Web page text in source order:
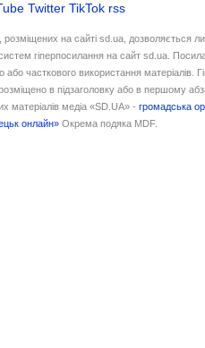
Twitter TikTok rss
розміщених на сайті sd.ua, дозволяється
гіперпосилання на сайт sd.ua.
або часткового використання матеріалів.
в підзаголовку або в першому
матеріалів медіа «SD.UA» -громадська
онлайн» Окрема подяка MDF.